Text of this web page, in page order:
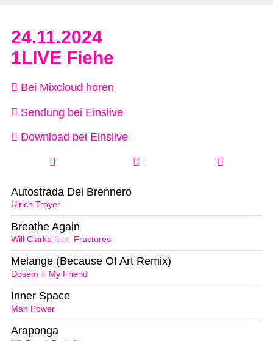
24.11.2024
1LIVE Fiehe
Bei Mixcloud hören
Sendung bei Einslive
Download bei Einslive
Ulrich Troyer
Autostrada Del Brennero
Will Clarke feat. Fractures
Breathe Again
Dosem & My Friend
Melange (Because Of Art Remix)
Man Power
Inner Space
Araponga